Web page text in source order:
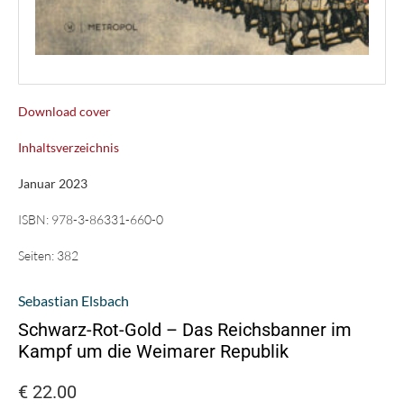
Download cover
Inhaltsverzeichnis
Januar 2023
ISBN: 978-3-86331-660-0
Seiten: 382
Sebastian Elsbach
Schwarz-Rot-Gold – Das Reichsbanner im
Kampf um die Weimarer Republik
€ 22.00